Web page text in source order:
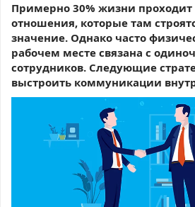
Примерно 30% жизни проходит
отношения, которые там
значение. Однако часто
рабочем месте связана с
сотрудников. Следующие
выстроить коммуникации